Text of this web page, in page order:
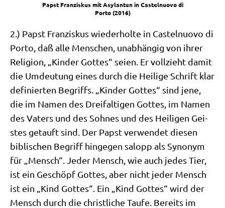
Papst Fran­zis­kus mit Asy­lan­ten in Castel­nuo­vo di
Por­to (2016)
2.) Papst Fran­zis­kus wie­der­hol­te in Castel­nuo­vo di
Por­to, daß alle Men­schen, unab­hän­gig von ihrer
Reli­gi­on, „Kin­der Got­tes“ sei­en. Er voll­zieht damit
die Umdeu­tung eines durch die Hei­li­ge Schrift klar
defi­nier­ten Begriffs. „Kin­der Got­tes“ sind jene,
die im Namen des Drei­fal­ti­gen Got­tes, im Namen
des Vaters und des Soh­nes und des Hei­li­gen Gei­
stes getauft sind. Der Papst ver­wen­det die­sen
bibli­schen Begriff hin­ge­gen salopp als Syn­onym
für „Mensch“. Jeder Mensch, wie auch jedes Tier,
ist ein Geschöpf Got­tes, aber nicht jeder Mensch
ist ein „Kind Got­tes“. Ein „Kind Got­tes“ wird der
Mensch durch die christ­li­che Tau­fe. Bereits im